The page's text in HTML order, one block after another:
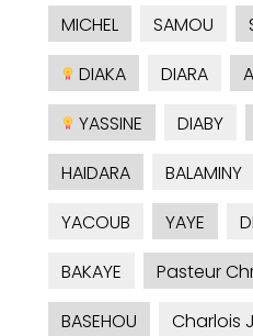
MICHEL
SAMOU
DIAKA
DIARA
YASSINE
DIABY
HAIDARA
BALAMINY
YACOUB
YAYE
BAKAYE
Pasteur
BASEHOU
Charlois